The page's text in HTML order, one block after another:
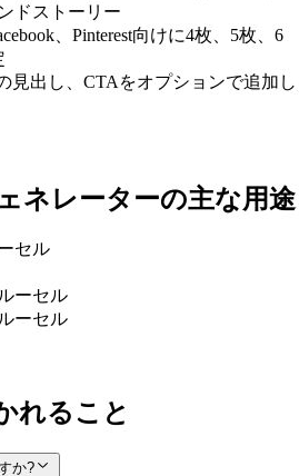
ドストーリー
、Pinterest向けに4枚、5枚、6
見出し、CTAをオプションで追加し
ネレーターの主な用途
セル
ーセル
ーセル
れること
か?